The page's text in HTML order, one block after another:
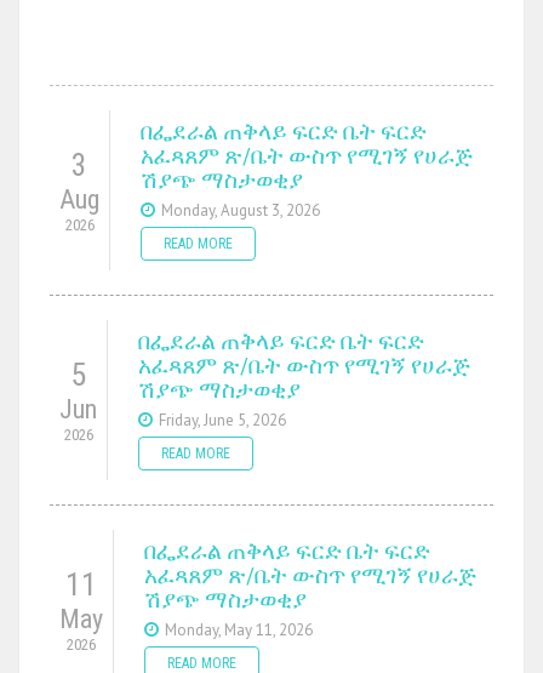
3
Aug
2026
በፌደራል ጠቅላይ ፍርድ ቤት ፍርድ
አፈጻጸም ጽ/ቤት ውስጥ የሚገኝ የሀራጅ
ሽያጭ ማስታወቂያ
Monday, August 3, 2026
READ MORE
5
Jun
2026
በፌደራል ጠቅላይ ፍርድ ቤት ፍርድ
አፈጻጸም ጽ/ቤት ውስጥ የሚገኝ የሀራጅ
ሽያጭ ማስታወቂያ
Friday, June 5, 2026
READ MORE
11
May
2026
በፌደራል ጠቅላይ ፍርድ ቤት ፍርድ
አፈጻጸም ጽ/ቤት ውስጥ የሚገኝ የሀራጅ
ሽያጭ ማስታወቂያ
Monday, May 11, 2026
READ MORE